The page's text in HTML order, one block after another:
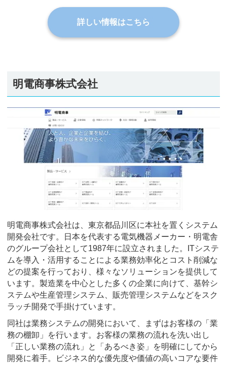
詳しい情報はこちら
明電商事株式会社
明電商事株式会社は、東京都品川区に本社を置くシステム
開発会社です。日本を代表する電気機器メーカー・明電舎
のグループ会社として1987年に設立されました。ITシステ
ムを導入・活用することによる業務効率化とコスト削減な
どの提案を行っており、様々なソリューションを提供して
います。製造業を中心とした多くの企業に向けて、基幹シ
ステムや生産管理システム、販売管理システムなどをスク
ラッチ開発で手掛けています。
同社は業務システムの開発において、まずはお客様の「業
務の棚卸」を行います。お客様の業務の流れを洗い出し
「正しい業務の流れ」と「あるべき姿」を明確にしてから
開発に着手。ビジネス的な優先度や価値の高いコアな要件